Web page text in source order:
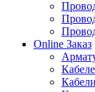
Online Заказ